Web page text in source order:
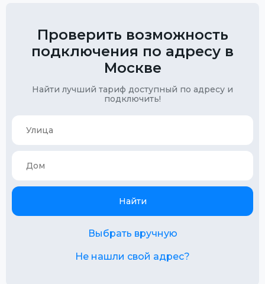
Проверить возможность
подключения по адресу в
Москве
Найти лучший тариф доступный по адресу и
подключить!
Найти
Выбрать вручную
Не нашли свой адрес?